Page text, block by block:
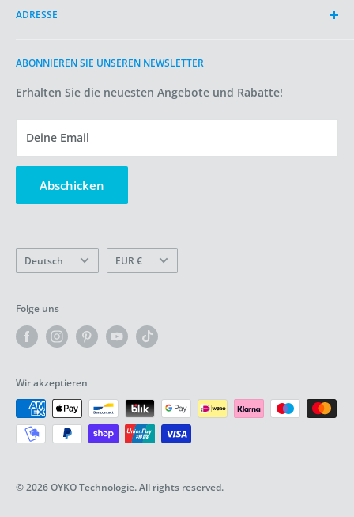
ABONNIEREN SIE UNSEREN NEWSLETTER
Erhalten Sie die neuesten Angebote und Rabatte!
Deine Email
Abschicken
Über OYKO
Bedingungen der Dienstleistung
Versandpolitik
Datenschutzerklärung
Cookie-Richtlinie
Verkaufen Sie meine persönlichen Daten nicht
Bewertungen
ADRESSE
Niederlande
USt-IdNr.: NL005171473B35
Handelsregisternummer: 87594021
Sprache
Deutsch Währung
EUR €
Folge uns
Wir akzeptieren
© 2026 OYKO Technologie. All rights reserved.